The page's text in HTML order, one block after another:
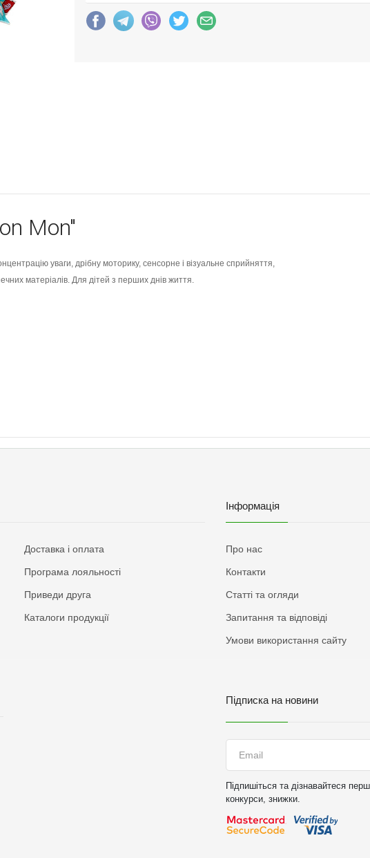
Mon"
уваги, дрібну моторику, сенсорне і візуальне сприйняття,
матеріалів. Для дітей з перших днів життя.
Доставка і оплата
Програма лояльності
Приведи друга
Каталоги продукції
Інформація
Про нас
Контакти
Статті та огляди
Запитання та відповіді
Умови використання сайту
Підписка на новини
Підпишіться та дізнавайтеся
конкурси, знижки.